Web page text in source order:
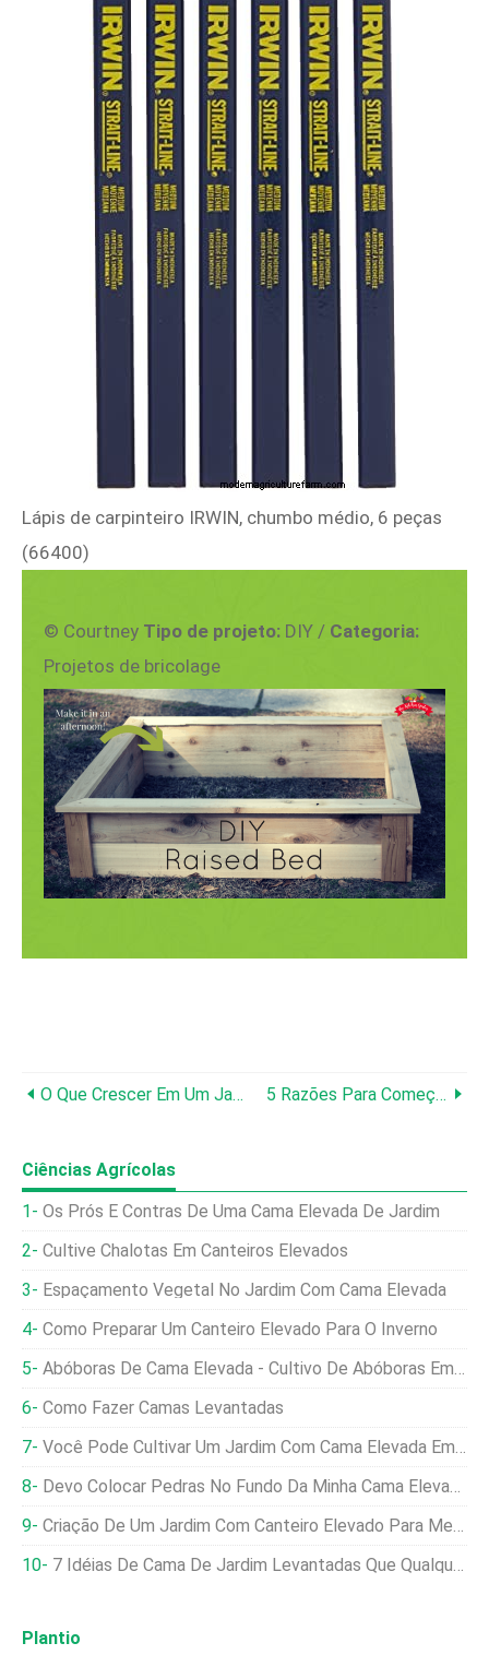
Lápis de carpinteiro IRWIN, chumbo médio, 6 peças
(66400)
© Courtney Tipo de projeto: DIY / Categoria:
Projetos de bricolage
O Que Crescer Em Um Jardim No Início Da Primavera 5 Razões Para Começar A Jardinagem Do Pé Quadrado
Ciências Agrícolas
Os Prós E Contras De Uma Cama Elevada De Jardim
Cultive Chalotas Em Canteiros Elevados
Espaçamento Vegetal No Jardim Com Cama Elevada
Como Preparar Um Canteiro Elevado Para O Inverno
Abóboras De Cama Elevada - Cultivo De Abóboras Em Uma Cama Elevada
Como Fazer Camas Levantadas
Você Pode Cultivar Um Jardim Com Cama Elevada Em Uma Encosta?
Devo Colocar Pedras No Fundo Da Minha Cama Elevada No Jardim?
Criação De Um Jardim Com Canteiro Elevado Para Melhorar A Drenagem
7 Idéias De Cama De Jardim Levantadas Que Qualquer Um Pode Construir
Plantio